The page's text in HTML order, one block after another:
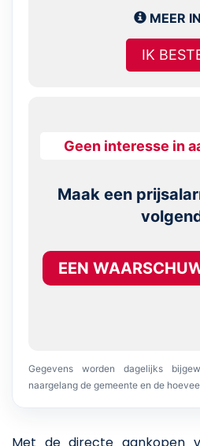
MEER
IK
Geen interesse in
Maak een
EEN
Gegevens worden dagelijks
naargelang de gemeente en de
Met de directe aankopen